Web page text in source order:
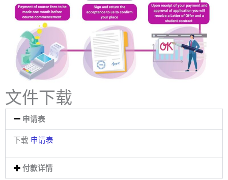
文件下载
申请表
下载 申请表
付款详情